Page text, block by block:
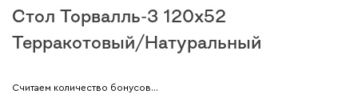
Стол Торвалль-3 120x52
Терракотовый/Натуральный
Считаем количество бонусов…